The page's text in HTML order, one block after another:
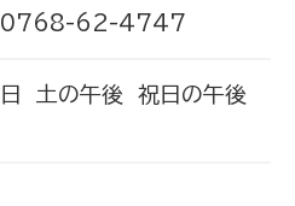
0768-62-4747
日 土の午後 祝日の午後